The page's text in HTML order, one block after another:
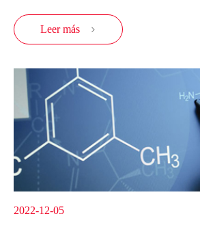
Leer más 
2022-12-05